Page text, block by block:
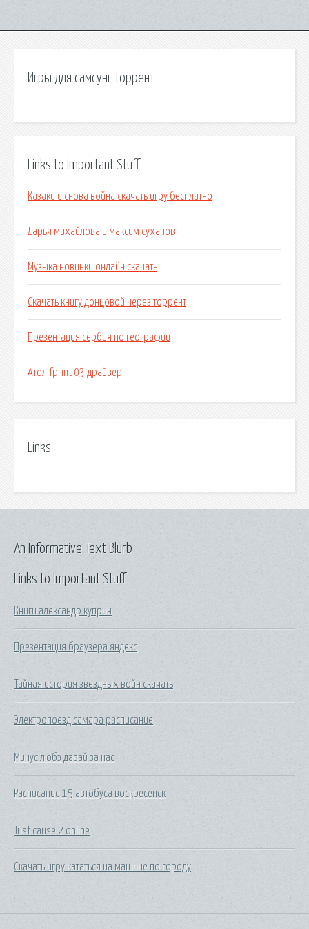
Игры для самсунг торрент
Links to Important Stuff
Казаки и снова война скачать игру бесплатно
Дарья михайлова и максим суханов
Музыка новинки онлайн скачать
Скачать книгу донцовой через торрент
Презентация сербия по географии
Атол fprint 03 драйвер
Links
Links to Important Stuff
Книги александр куприн
Презентация браузера яндекс
Тайная история звездных войн скачать
Электропоезд самара расписание
Минус любэ давай за нас
Расписание 15 автобуса воскресенск
Just cause 2 online
Скачать игру кататься на машине по городу
An Informative Text Blurb